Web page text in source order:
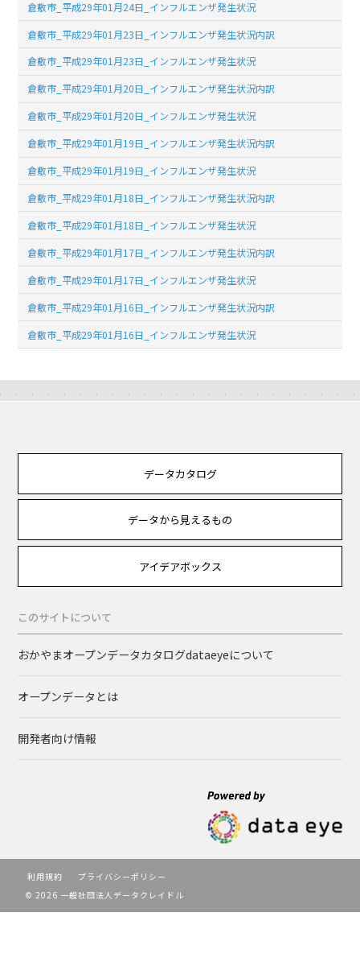
倉敷市_平成29年01月24日_インフルエンザ発生状況
倉敷市_平成29年01月23日_インフルエンザ発生状況内訳
倉敷市_平成29年01月23日_インフルエンザ発生状況
倉敷市_平成29年01月20日_インフルエンザ発生状況内訳
倉敷市_平成29年01月20日_インフルエンザ発生状況
倉敷市_平成29年01月19日_インフルエンザ発生状況内訳
倉敷市_平成29年01月19日_インフルエンザ発生状況
倉敷市_平成29年01月18日_インフルエンザ発生状況内訳
倉敷市_平成29年01月18日_インフルエンザ発生状況
倉敷市_平成29年01月17日_インフルエンザ発生状況内訳
倉敷市_平成29年01月17日_インフルエンザ発生状況
倉敷市_平成29年01月16日_インフルエンザ発生状況内訳
倉敷市_平成29年01月16日_インフルエンザ発生状況
データカタログ
データから見えるもの
アイデアボックス
このサイトについて
おかやまオープンデータカタログdataeyeについて
オープンデータとは
開発者向け情報
利用規約
プライバシーポリシー
© 2026 一般社団法人データクレイドル